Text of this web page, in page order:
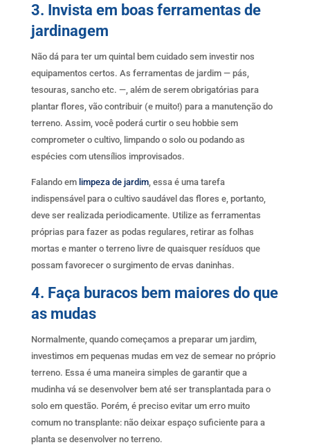
3. Invista em boas ferramentas de
jardinagem
Não dá para ter um quintal bem cuidado sem investir nos
equipamentos certos. As ferramentas de jardim — pás,
tesouras, sancho etc. —, além de serem obrigatórias para
plantar flores, vão contribuir (e muito!) para a manutenção do
terreno. Assim, você poderá curtir o seu hobbie sem
comprometer o cultivo, limpando o solo ou podando as
espécies com utensílios improvisados.
Falando em limpeza de jardim, essa é uma tarefa
indispensável para o cultivo saudável das flores e, portanto,
deve ser realizada periodicamente. Utilize as ferramentas
próprias para fazer as podas regulares, retirar as folhas
mortas e manter o terreno livre de quaisquer resíduos que
possam favorecer o surgimento de ervas daninhas.
4. Faça buracos bem maiores do que
as mudas
Normalmente, quando começamos a preparar um jardim,
investimos em pequenas mudas em vez de semear no próprio
terreno. Essa é uma maneira simples de garantir que a
mudinha vá se desenvolver bem até ser transplantada para o
solo em questão. Porém, é preciso evitar um erro muito
comum no transplante: não deixar espaço suficiente para a
planta se desenvolver no terreno.